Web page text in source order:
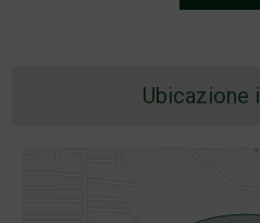
Ubicazione